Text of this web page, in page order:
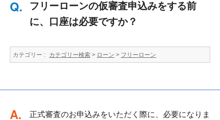
フリーローンの仮審査申込みをする前
に、口座は必要ですか？
カテゴリー : カテゴリー検索 > ローン > フリーローン
回答
正式審査のお申込みをいただく際に、必要になりま